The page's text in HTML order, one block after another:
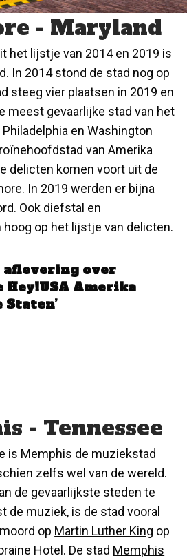
- Maryland
het lijstje van 2014 en 2019 is
In 2014 stond de stad nog op
steeg vier plaatsen in 2019 en
meest gevaarlijke stad van het
Philadelphia enWashington
van Amerika
delicten komen voort uit de
In 2019 werden er bijna
Ook diefstal en
op het lijstje van delicten.
aflevering over
Amerika
Staten’
- Tennessee
is Memphis de muziekstad
zelfs wel van de wereld.
de gevaarlijkste steden te
de muziek, is de stad vooral
op Martin Luther King op
Hotel. De stad Memphis